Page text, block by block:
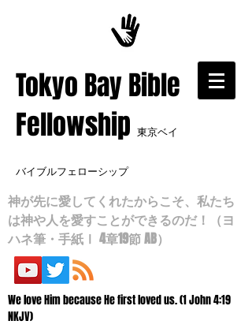
​Tokyo Bay Bible
Fellowship 東京ベイ
バイブルフェローシップ
神が先に愛してくれたからこそ、私たち
は神や人を愛すことができるのだ！（ヨ
ハネ筆・手紙Ⅰ 4章19節 AB）
We love Him because He first loved us. (1 John 4:19
NKJV)